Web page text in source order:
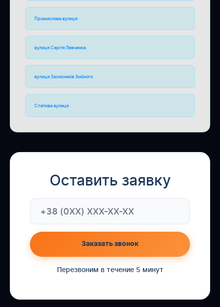
Промислова вулиця
вулиця Сергія Левченка
вулиця Захисників Зміїного
Степова вулиця
Оставить заявку
Заказать звонок
Перезвоним в течение 5 минут